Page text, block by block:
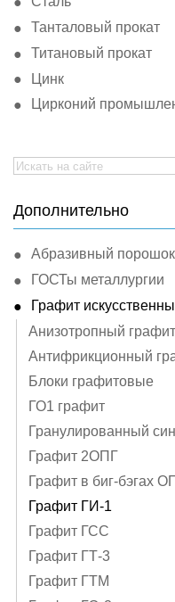
Танталовый прокат
Титановый прокат
Цинк
Цирконий
Search
for:
Дополнительно
Абразивный порошок
ГОСТы металлургии
Графит
Анизотропный графит
Антифрикционный
Блоки графитовые
ГО1 графит
Гранулированный
Графит 2ОПГ
Графит в биг-бэгах
Графит ГИ-1
Графит ГСС
Графит ГТ-3
Графит ГТМ